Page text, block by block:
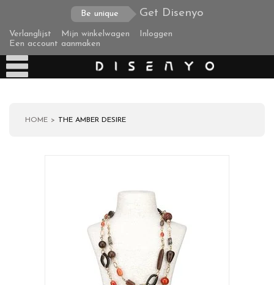
Be unique Get Disenyo
Verlanglijst Mijn winkelwagen
Inloggen
Een account aanmaken
HOME THE AMBER DESIRE